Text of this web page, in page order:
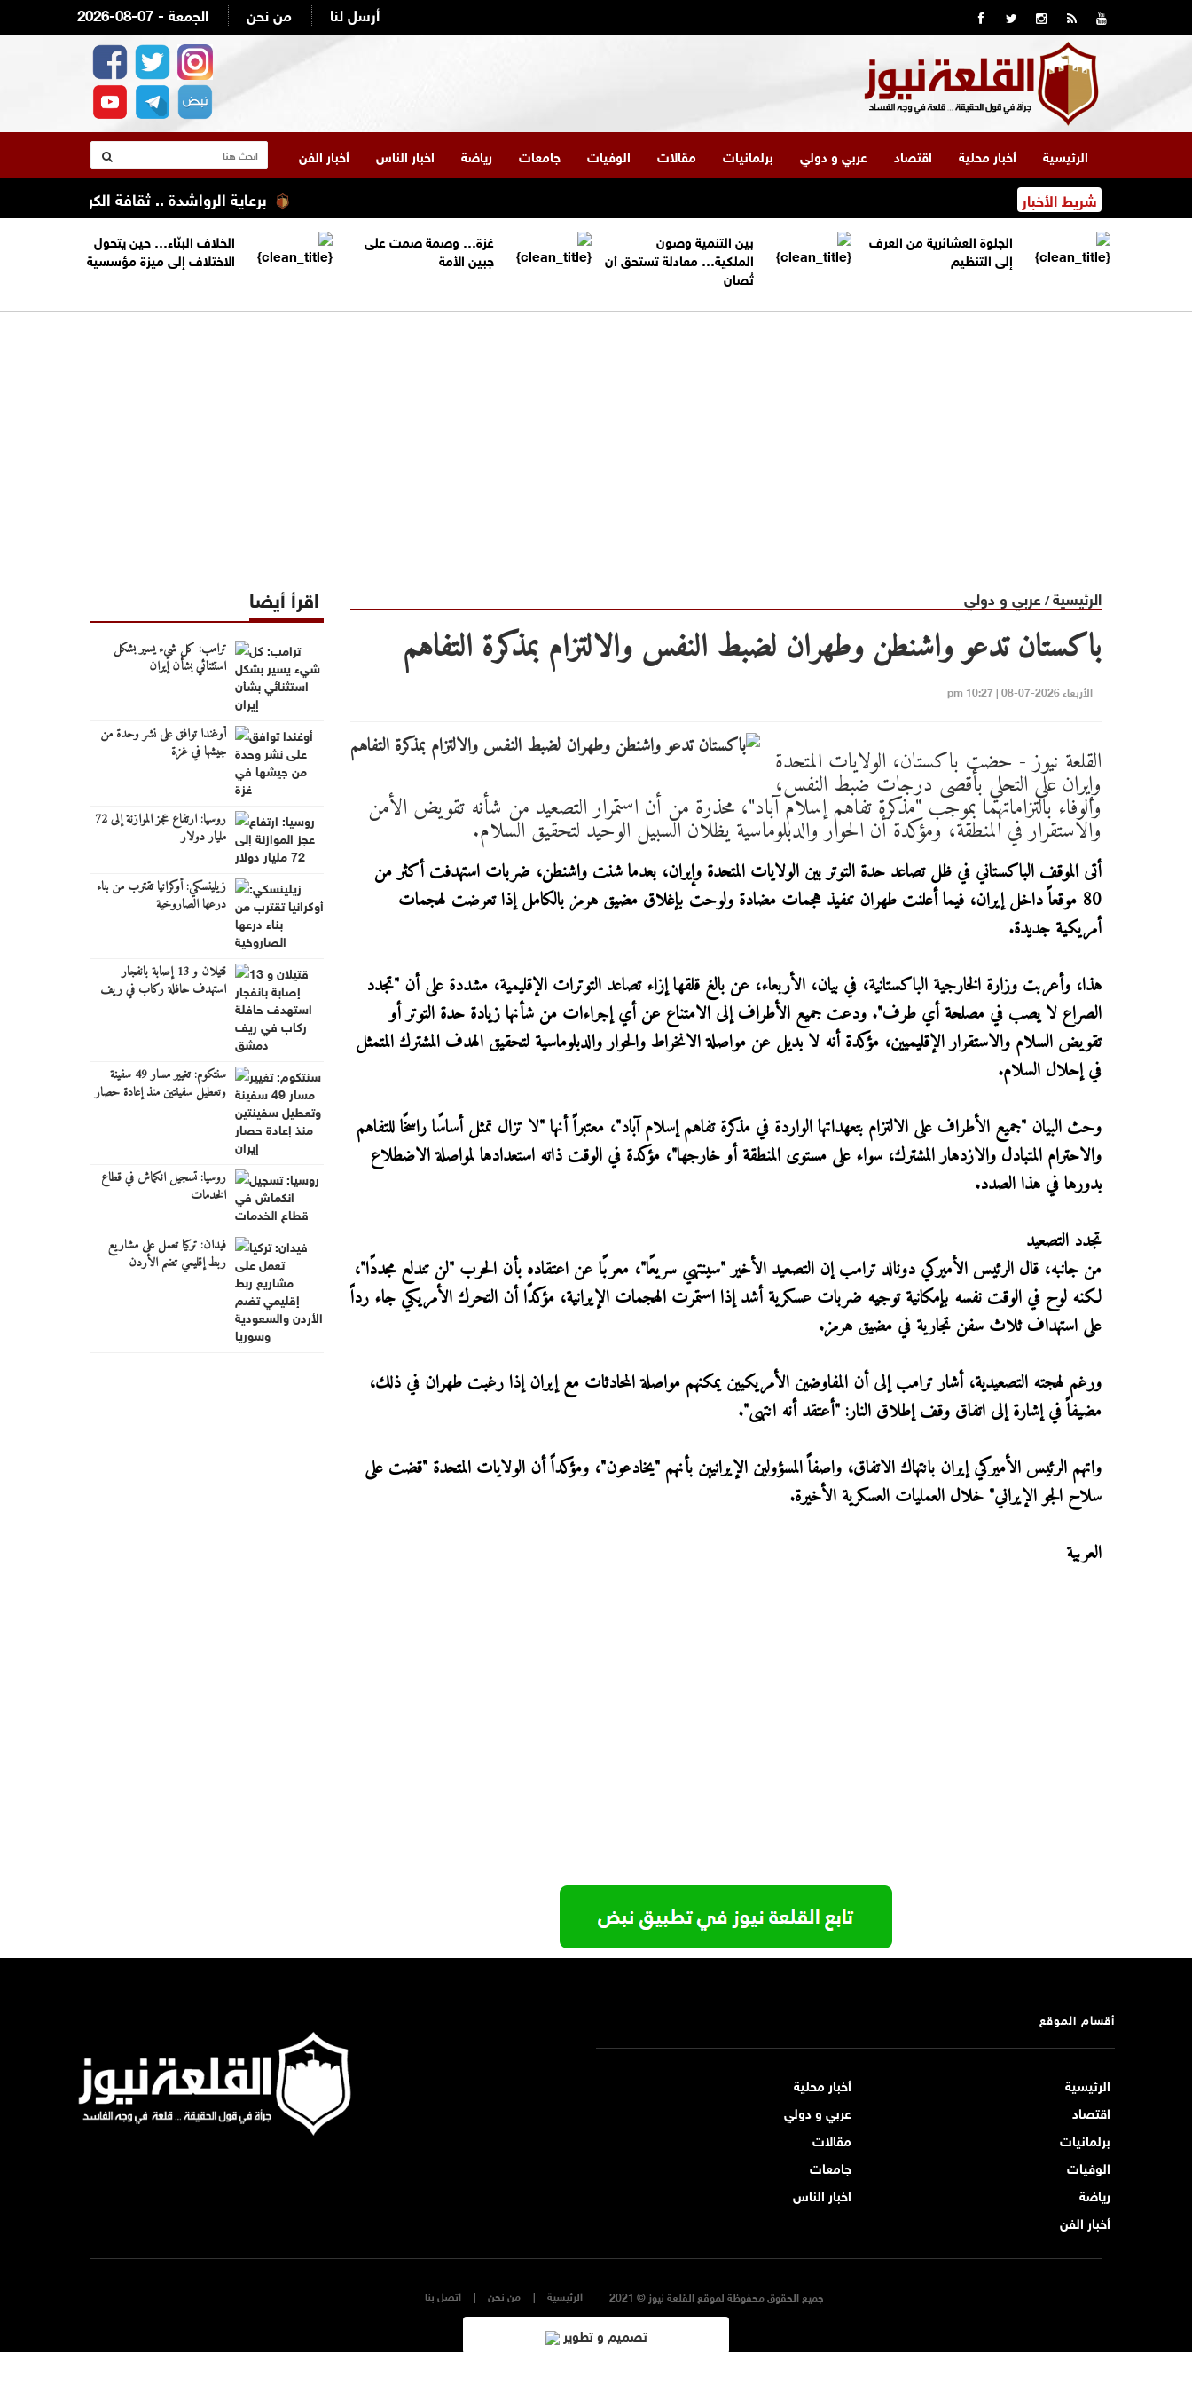
2026-08-07 - الجمعة من نحن أرسل لنا
الرئيسية أخبار محلية اقتصاد عربي و دولي برلمانيات مقالات الوفيات جامعات رياضة اخبار الناس أخبار الفن
شريط الأخبار برعاية الرواشدة .. ثقافة الكرك تنظم
الجلوة العشائرية من العرف
إلى التنظيم
بين التنمية وصون
الملكية… معادلة تستحق أن
تُصان
غزة… وصمة صمت على
جبين الأمة
الخلاف البنّاء… حين يتحول
الاختلاف إلى ميزة مؤسسية
الرئيسية/ عربي و دولي
باكستان تدعو واشنطن وطهران لضبط النفس والالتزام بمذكرة التفاهم
الأربعاء 2026-07-08 | 10:27 pm
القلعة نيوز - حضت باكستان، الولايات المتحدة
وإيران على التحلي بأقصى درجات ضبط النفس،
والوفاء بالتزاماتهما بموجب "مذكرة تفاهم إسلام آباد"، محذرة من أن استمرار التصعيد من شأنه تقويض الأمن
والاستقرار في المنطقة، ومؤكدة أن الحوار والدبلوماسية يظلان السبيل الوحيد لتحقيق السلام.
أتى الموقف الباكستاني في ظل تصاعد حدة التوتر بين الولايات المتحدة وإيران، بعدما شنت واشنطن، ضربات استهدفت أكثر من
80 موقعاً داخل إيران، فيما أعلنت طهران تنفيذ هجمات مضادة ولوحت بإغلاق مضيق هرمز بالكامل إذا تعرضت لهجمات
أمريكية جديدة.
هذا، وأعربت وزارة الخارجية الباكستانية، في بيان، الأربعاء، عن بالغ قلقها إزاء تصاعد التوترات الإقليمية، مشددة على أن "تجدد
الصراع لا يصب في مصلحة أي طرف". ودعت جميع الأطراف إلى الامتناع عن أي إجراءات من شأنها زيادة حدة التوتر أو
تقويض السلام والاستقرار الإقليميين، مؤكدة أنه لا بديل عن مواصلة الانخراط والحوار والدبلوماسية لتحقيق الهدف المشترك المتمثل
في إحلال السلام.
وحث البيان "جميع الأطراف على الالتزام بتعهداتها الواردة في مذكرة تفاهم إسلام آباد"، معتبراً أنها "لا تزال تمثل أساسًا راسخًا للتفاهم
والاحترام المتبادل والازدهار المشترك، سواء على مستوى المنطقة أو خارجها"، مؤكدة في الوقت ذاته استعدادها لمواصلة الاضطلاع
بدورها في هذا الصدد.
تجدد التصعيد
من جانبه، قال الرئيس الأميركي دونالد ترامب إن التصعيد الأخير "سينتهي سريعًا"، معربًا عن اعتقاده بأن الحرب "لن تندلع مجددًا"،
لكنه لوح في الوقت نفسه بإمكانية توجيه ضربات عسكرية أشد إذا استمرت الهجمات الإيرانية، مؤكدًا أن التحرك الأمريكي جاء رداً
على استهداف ثلاث سفن تجارية في مضيق هرمز.
ورغم لهجته التصعيدية، أشار ترامب إلى أن المفاوضين الأمريكيين يمكنهم مواصلة المحادثات مع إيران إذا رغبت طهران في ذلك،
مضيفاً في إشارة إلى اتفاق وقف إطلاق النار: "أعتقد أنه انتهى".
واتهم الرئيس الأميركي إيران بانتهاك الاتفاق، واصفاً المسؤولين الإيرانيين بأنهم "يخادعون"، ومؤكداً أن الولايات المتحدة "قضت على
سلاح الجو الإيراني" خلال العمليات العسكرية الأخيرة.
العربية
اقرأ أيضا
ترامب: كل شيء يسير بشكل
استثنائي بشأن إيران
أوغندا توافق على نشر وحدة من
جيشها في غزة
روسيا: ارتفاع عجز الموازنة إلى 72
مليار دولار
زيلينسكي: أوكرانيا تقترب من بناء
درعها الصاروخية
قتيلان و 13 إصابة بانفجار
استهدف حافلة ركاب في ريف
سنتكوم: تغيير مسار 49 سفينة
وتعطيل سفينتين منذ إعادة حصار
روسيا: تسجيل انكماش في قطاع
الخدمات
فيدان: تركيا تعمل على مشاريع
ربط إقليمي تضم الأردن
أقسام الموقع
الرئيسية
أخبار محلية
اقتصاد
عربي و دولي
برلمانيات
مقالات
الوفيات
جامعات
رياضة
اخبار الناس
أخبار الفن
جميع الحقوق محفوظة لموقع القلعة نيوز © 2021 اتصل بنا من نحن الرئيسية
تصميم و تطوير